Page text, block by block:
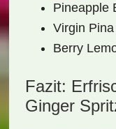
Pineapple
Virgin
Berry
Fazit:
Ginger